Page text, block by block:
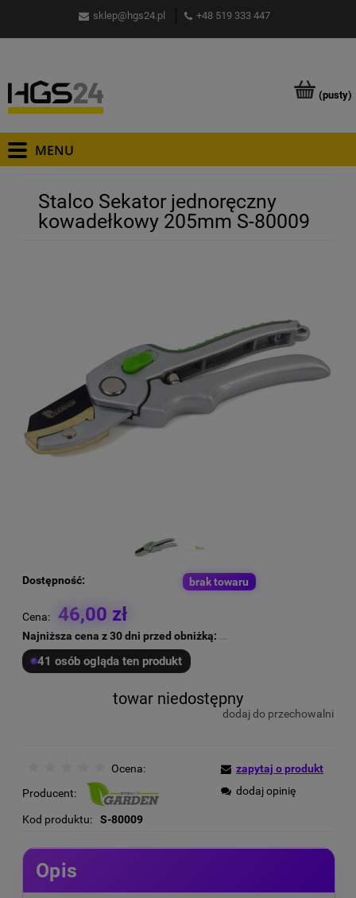
sklep@hgs24.pl +48 519 333 447
(pusty)
Stalco Sekator jednoręczny
kowadełkowy 205mm S-80009
Dostępność: brak towaru
Cena: 46,00 zł
Najniższa cena z 30 dni przed obniżką:
41 osób ogląda ten produkt
towar niedostępny
dodaj do przechowalni
Ocena:
Producent:
Kod produktu: S-80009
zapytaj o produkt
dodaj opinię
Opis